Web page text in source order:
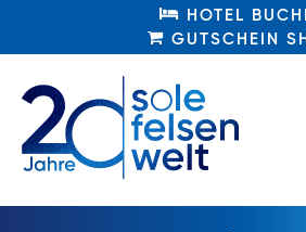
HOTEL
GUTSCHEIN
HOTEL
GUTSCHEIN